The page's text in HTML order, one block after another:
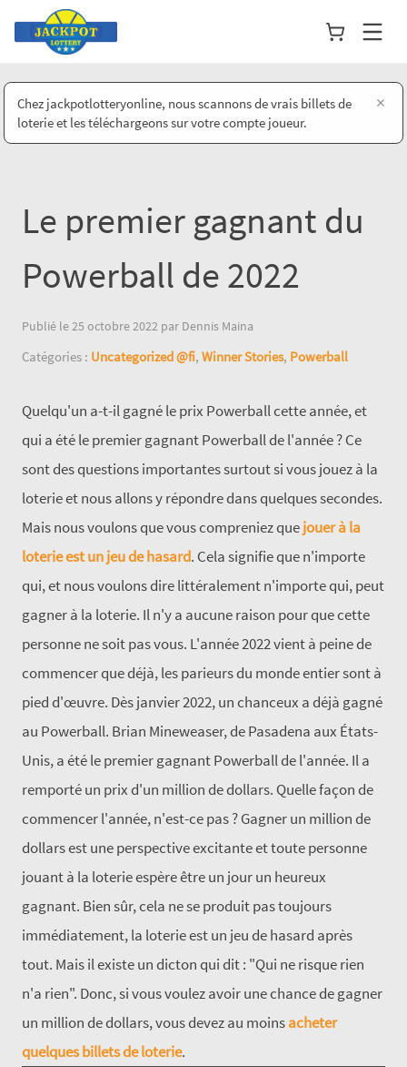
Chez jackpotlotteryonline, nous scannons de vrais billets de
loterie et les téléchargeons sur votre compte joueur.
×
Le premier gagnant du
Powerball de 2022
Publié le 25 octobre 2022 par Dennis Maina
Catégories : Uncategorized @fi,Winner Stories, Powerball
Quelqu'un a-t-il gagné le prix Powerball cette année, et
qui a été le premier gagnant Powerball de l'année ? Ce
sont des questions importantes surtout si vous jouez à la
loterie et nous allons y répondre dans quelques secondes.
Mais nous voulons que vous compreniez quejouer à la
loterie est un jeu de hasard. Cela signifie que n'importe
qui, et nous voulons dire littéralement n'importe qui, peut
gagner à la loterie. Il n'y a aucune raison pour que cette
personne ne soit pas vous. L'année 2022 vient à peine de
commencer que déjà, les parieurs du monde entier sont à
pied d'œuvre. Dès janvier 2022, un chanceux a déjà gagné
au Powerball. Brian Mineweaser, de Pasadena aux États-
Unis, a été le premier gagnant Powerball de l'année. Il a
remporté un prix d'un million de dollars. Quelle façon de
commencer l'année, n'est-ce pas ? Gagner un million de
dollars est une perspective excitante et toute personne
jouant à la loterie espère être un jour un heureux
gagnant. Bien sûr, cela ne se produit pas toujours
immédiatement, la loterie est un jeu de hasard après
tout. Mais il existe un dicton qui dit : "Qui ne risque rien
n'a rien". Donc, si vous voulez avoir une chance de gagner
un million de dollars, vous devez au moinsacheter
quelques billets de loterie.